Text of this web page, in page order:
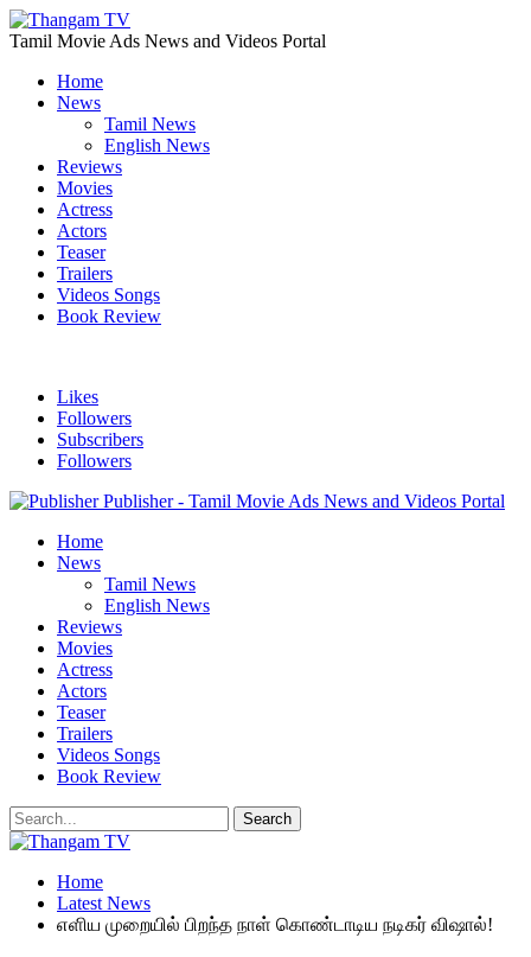
Tamil Movie Ads News and Videos Portal
Home
News
Tamil News
English News
Reviews
Movies
Actress
Actors
Teaser
Trailers
Videos Songs
Book Review
Likes
Followers
Subscribers
Followers
Publisher - Tamil Movie Ads News and Videos Portal
Home
News
Tamil News
English News
Reviews
Movies
Actress
Actors
Teaser
Trailers
Videos Songs
Book Review
Home
Latest News
எளிய முறையில் பிறந்த நாள் கொண்டாடிய நடிகர் விஷால்!